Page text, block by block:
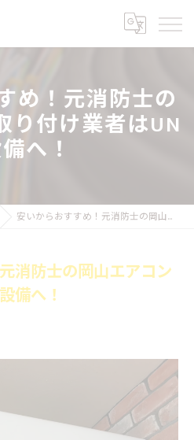
め！元消防士の
り付け業者はUN
へ！
安いからおすすめ！元消防士の岡山エアコン取り付け業者はUNO設備へ！
消防士の岡山エアコン
備へ！